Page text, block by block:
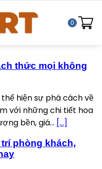
0
thức mọi không
hiện sự phá cách về
với những chi tiết hoa
bền, giá... […]
phòng khách,